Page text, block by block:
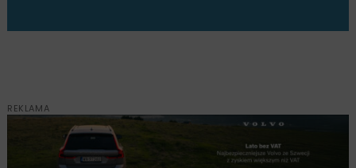
REKLAMA